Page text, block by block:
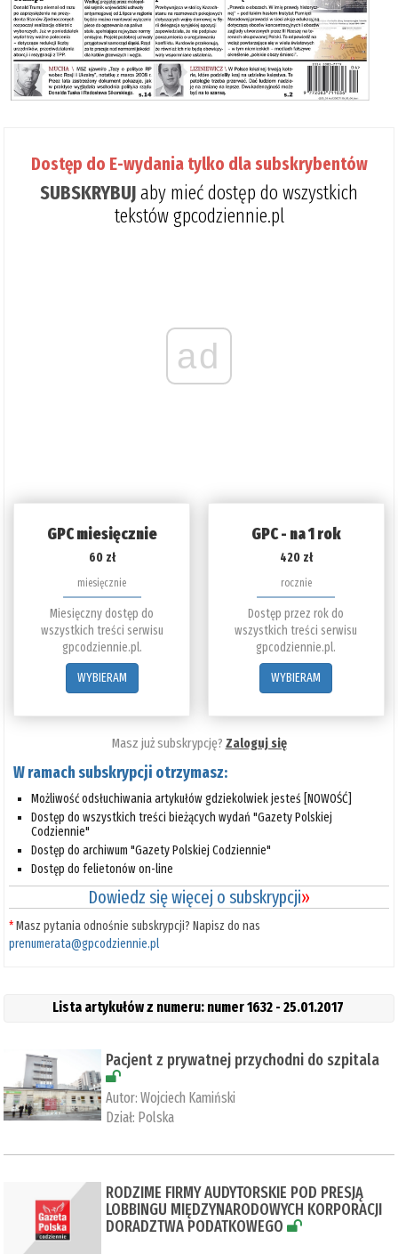
Dostęp do E-wydania tylko dla subskrybentów
SUBSKRYBUJaby mieć dostęp do wszystkich
tekstów gpcodziennie.pl
ad
GPC miesięcznie
60 zł
miesięcznie
Miesięczny dostęp do
wszystkich treści serwisu
gpcodziennie.pl.
WYBIERAM
GPC - na 1 rok
420 zł
rocznie
Dostęp przez rok do
wszystkich treści serwisu
gpcodziennie.pl.
WYBIERAM
Masz już subskrypcję? Zaloguj się
W ramach subskrypcji otrzymasz:
Możliwość odsłuchiwania artykułów gdziekolwiek jesteś [NOWOŚĆ]
Dostęp do wszystkich treści bieżących wydań "Gazety Polskiej
Codziennie"
Dostęp do archiwum "Gazety Polskiej Codziennie"
Dostęp do felietonów on-line
Dowiedz się więcej o subskrypcji»
*Masz pytania odnośnie subskrypcji? Napisz do nas
prenumerata@gpcodziennie.pl
Lista artykułów z numeru: numer 1632 - 25.01.2017
Pacjent z prywatnej przychodni do szpitala
Autor:Wojciech Kamiński
Dział: Polska
RODZIME FIRMY AUDYTORSKIE POD PRESJĄ
LOBBINGU MIĘDZYNARODOWYCH KORPORACJI
DORADZTWA PODATKOWEGO